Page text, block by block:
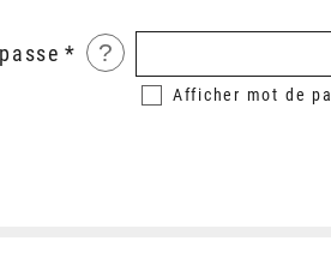
?
Afficher mot de